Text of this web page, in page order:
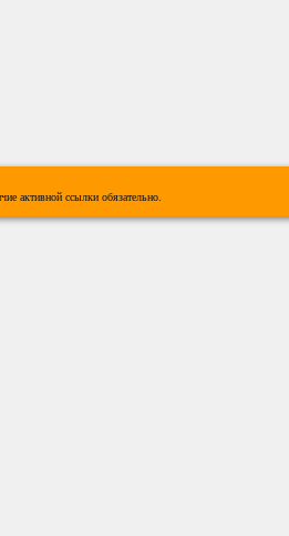
активной ссылки обязательно.